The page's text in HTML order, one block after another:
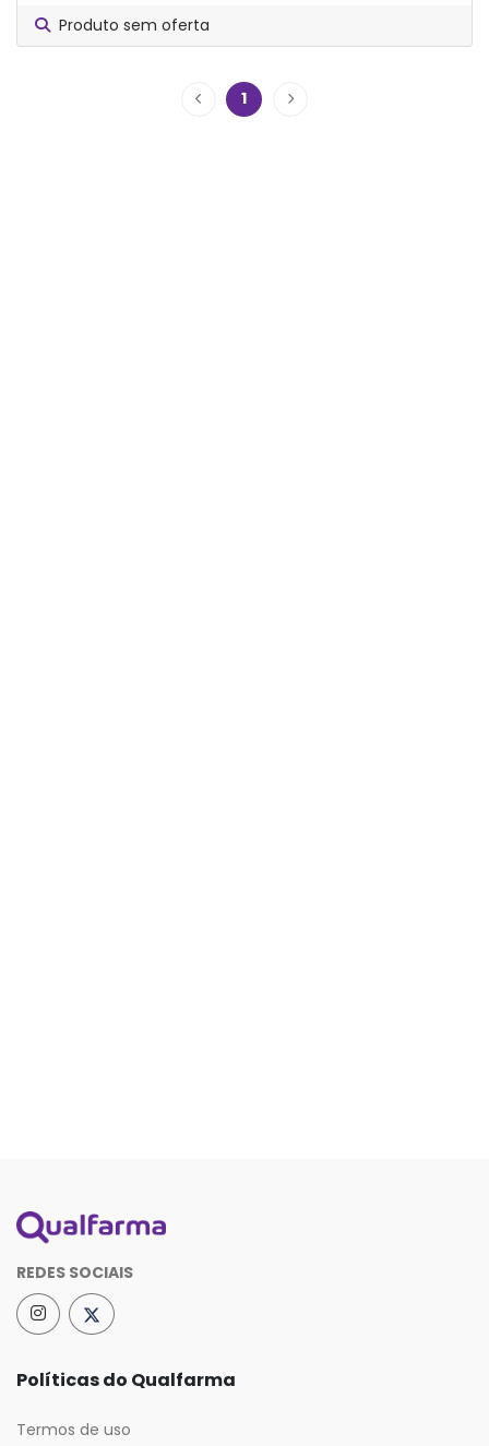
Produto sem oferta
1
REDES SOCIAIS
Políticas do Qualfarma
Termos de uso